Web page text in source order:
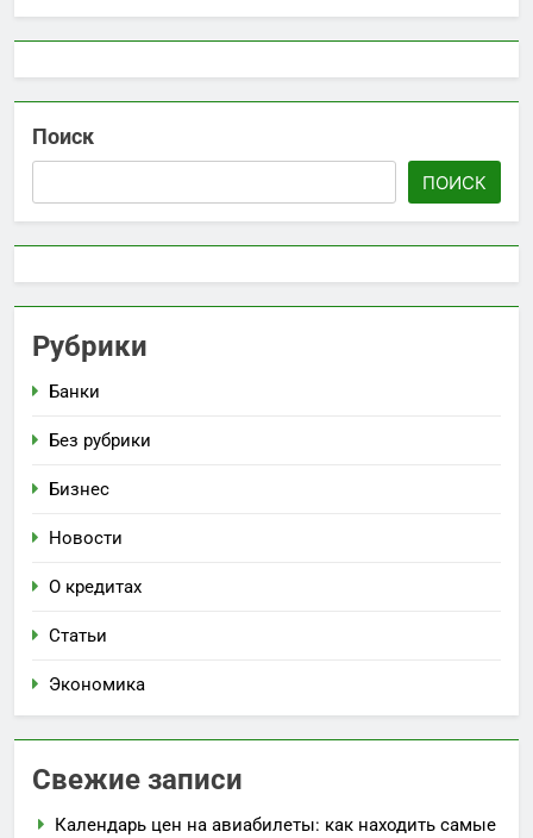
Поиск
ПОИСК
Рубрики
Банки
Без рубрики
Бизнес
Новости
О кредитах
Статьи
Экономика
Свежие записи
Календарь цен на авиабилеты: как находить самые